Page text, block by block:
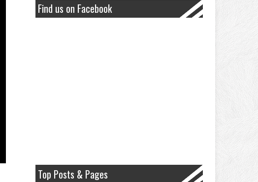
Find us on Facebook
Top Posts & Pages